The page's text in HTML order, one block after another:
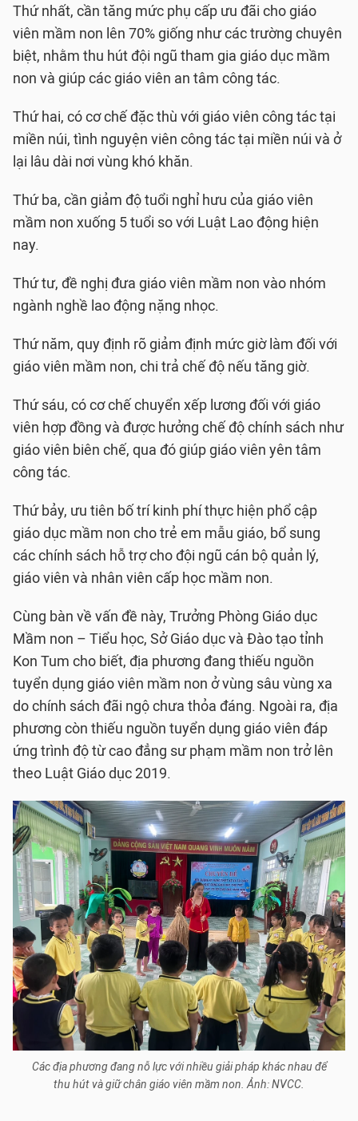
Thứ nhất, cần tăng mức phụ cấp ưu đãi cho giáo
viên mầm non lên 70% giống như các trường chuyên
biệt, nhằm thu hút đội ngũ tham gia giáo dục mầm
non và giúp các giáo viên an tâm công tác.
Thứ hai, có cơ chế đặc thù với giáo viên công tác tại
miền núi, tình nguyện viên công tác tại miền núi và ở
lại lâu dài nơi vùng khó khăn.
Thứ ba, cần giảm độ tuổi nghỉ hưu của giáo viên
mầm non xuống 5 tuổi so với Luật Lao động hiện
nay.
Thứ tư, đề nghị đưa giáo viên mầm non vào nhóm
ngành nghề lao động nặng nhọc.
Thứ năm, quy định rõ giảm định mức giờ làm đối với
giáo viên mầm non, chi trả chế độ nếu tăng giờ.
Thứ sáu, có cơ chế chuyển xếp lương đối với giáo
viên hợp đồng và được hưởng chế độ chính sách như
giáo viên biên chế, qua đó giúp giáo viên yên tâm
công tác.
Thứ bảy, ưu tiên bố trí kinh phí thực hiện phổ cập
giáo dục mầm non cho trẻ em mẫu giáo, bổ sung
các chính sách hỗ trợ cho đội ngũ cán bộ quản lý,
giáo viên và nhân viên cấp học mầm non.
Cùng bàn về vấn đề này, Trưởng Phòng Giáo dục
Mầm non – Tiểu học, Sở Giáo dục và Đào tạo tỉnh
Kon Tum cho biết, địa phương đang thiếu nguồn
tuyển dụng giáo viên mầm non ở vùng sâu vùng xa
do chính sách đãi ngộ chưa thỏa đáng. Ngoài ra, địa
phương còn thiếu nguồn tuyển dụng giáo viên đáp
ứng trình độ từ cao đẳng sư phạm mầm non trở lên
theo Luật Giáo dục 2019.
Các địa phương đang nỗ lực với nhiều giải pháp khác nhau để
thu hút và giữ chân giáo viên mầm non. Ảnh: NVCC.